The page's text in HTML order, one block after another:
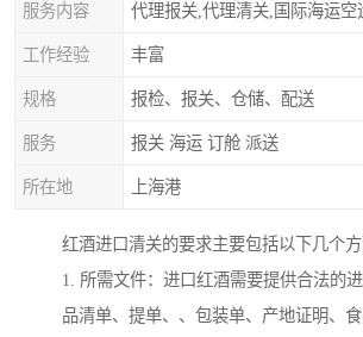
服务内容 代理报关,代理清关,国际海运
工作经验 丰富
规格 报检、报关、仓储、配送
服务 报关 海运 订舱 派送
所在地 上海港
红酒进口清关的要求主要包括以下几个方
1. 所需文件：进口红酒需要提供合法的
品清单、提单、、包装单、产地证明、